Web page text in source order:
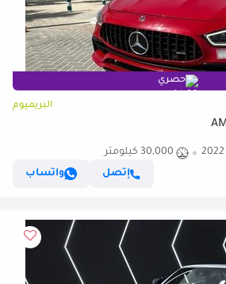
حصري
البريميوم
2022
30,000 كيلومتر
إتصل
واتساب